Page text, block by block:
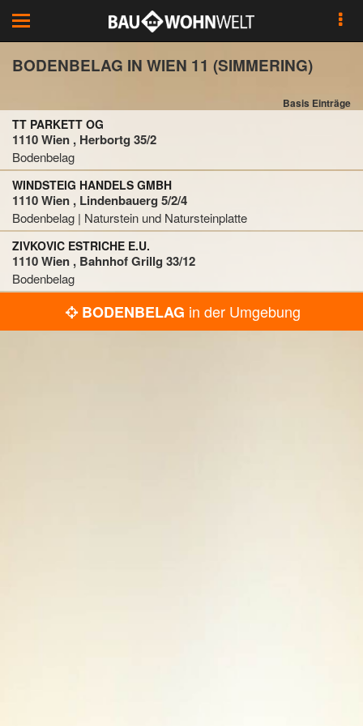
Toggle
navigation
BODENBELAG IN WIEN 11 (SIMMERING)
Basis Einträge
TT PARKETT OG
1110 Wien , Herbortg 35/2
Bodenbelag
WINDSTEIG HANDELS GMBH
1110 Wien , Lindenbauerg 5/2/4
Bodenbelag | Naturstein und Natursteinplatte
ZIVKOVIC ESTRICHE E.U.
1110 Wien , Bahnhof Grillg 33/12
Bodenbelag
BODENBELAG in der Umgebung